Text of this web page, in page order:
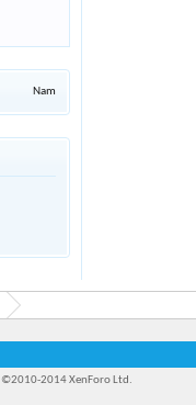
Nam
©2010-2014 XenForo Ltd.